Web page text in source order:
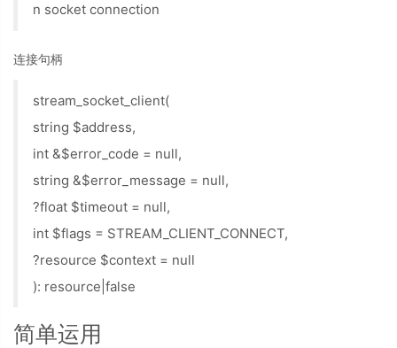
n socket connection
连接句柄
stream_socket_client(
string $address,
int &$error_code = null,
string &$error_message = null,
?float $timeout = null,
int $flags = STREAM_CLIENT_CONNECT,
?resource $context = null
): resource|false
简单运用